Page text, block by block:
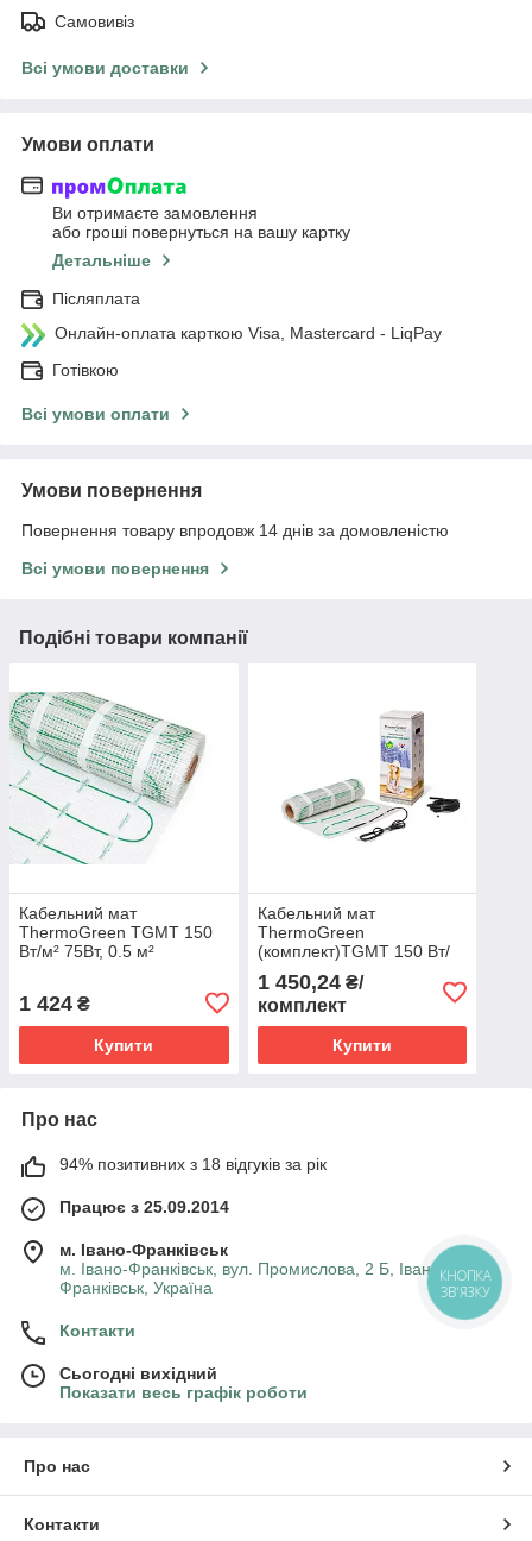
Самовивіз
Всі умови доставки
Умови оплати
Ви отримаєте замовлення
або гроші повернуться на вашу картку
Детальніше
Післяплата
Онлайн-оплата карткою Visa, Mastercard - LiqPay
Готівкою
Всі умови оплати
Умови повернення
Повернення товару впродовж 14 днів за домовленістю
Всі умови повернення
Подібні товари компанії
Кабельний мат
ThermoGreen TGMT 150
Вт/м² 75Вт, 0.5 м²
1 424 ₴
Купити
Кабельний мат
ThermoGreen
(комплект)TGMT 150 Вт/
1 450,24₴/
комплект
Купити
Про нас
94% позитивних з 18 відгуків за рік
Працює з 25.09.2014
м. Івано-Франківськ
м. Івано-Франківськ, вул. Промислова, 2 Б, Івано-
Франківськ, Україна
Контакти
Сьогодні вихідний
Показати весь графік роботи
Про нас
Контакти
КНОПКА
ЗВ'ЯЗКУ